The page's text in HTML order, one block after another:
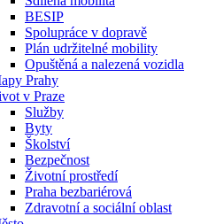
BESIP
Spolupráce v dopravě
Plán udržitelné mobility
Opuštěná a nalezená vozidla
Prahy
v Praze
Služby
Byty
Školství
Bezpečnost
Životní prostředí
Praha bezbariérová
Zdravotní a sociální oblast